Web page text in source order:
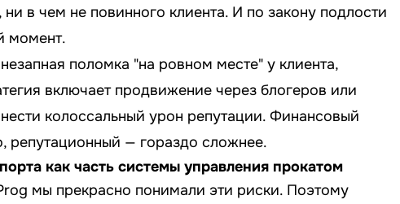
в чем не повинного клиента. И по закону подлости
момент.
поломка "на ровном месте" у клиента,
включает продвижение через блогеров или
колоссальный урон репутации. Финансовый
репутационный — гораздо сложнее.
как часть системы управления прокатом
мы прекрасно понимали эти риски. Поэтому